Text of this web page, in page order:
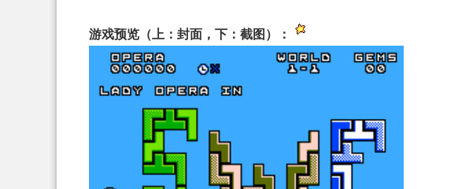
游戏预览（上：封面，下：截图）：